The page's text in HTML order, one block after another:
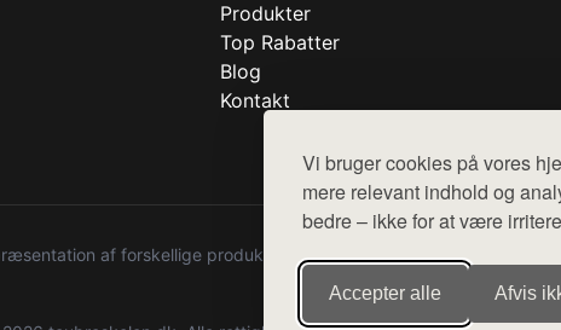
Vi bruger cookies på vores
mere relevant indhold og
bedre – ikke for at være
Accepter alle Afvis
Produkter
Top Rabatter
Blog
Kontakt
af forskellige produkter fra diverse webshops. Der sælges